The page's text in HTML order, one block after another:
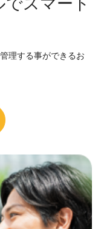
理する事ができるお